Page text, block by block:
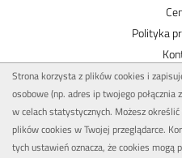
Polityka
Strona korzysta z plików cookies i
osobowe (np. adres ip twojego połącznia
w celach statystycznych. Możesz
plików cookies w Twojej przeglądarce.
tych ustawień oznacza, że cookies mogą